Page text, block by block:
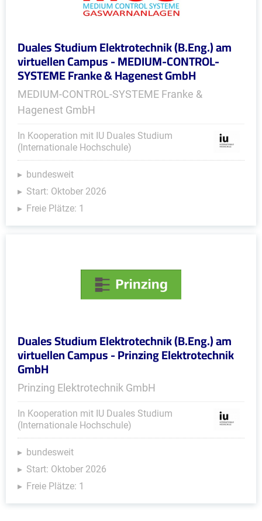
Duales Studium Elektrotechnik (B.Eng.) am
virtuellen Campus - MEDIUM-CONTROL-
SYSTEME Franke & Hagenest GmbH
MEDIUM-CONTROL-SYSTEME Franke &
Hagenest GmbH
In Kooperation mit IU Duales Studium
(Internationale Hochschule)
bundesweit
Start: Oktober 2026
Freie Plätze: 1
Duales Studium Elektrotechnik (B.Eng.) am
virtuellen Campus - Prinzing Elektrotechnik
GmbH
Prinzing Elektrotechnik GmbH
In Kooperation mit IU Duales Studium
(Internationale Hochschule)
bundesweit
Start: Oktober 2026
Freie Plätze: 1